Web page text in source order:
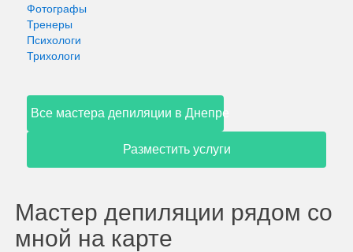
Фотографы
Тренеры
Психологи
Трихологи
Все мастера депиляции в Днепре
Разместить услуги
Мастер депиляции рядом со
мной на карте